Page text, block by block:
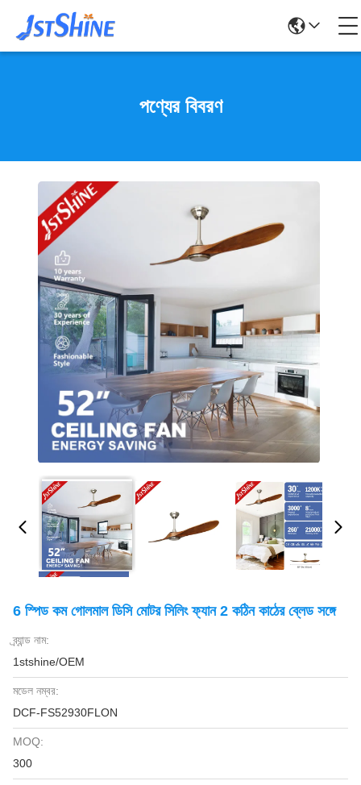
পণ্যের বিবরণ
6 স্পিড কম গোলমাল ডিসি মোটর সিলিং ফ্যান 2 কঠিন কাঠের ব্লেড সঙ্গে
ব্র্যান্ড নাম:
1stshine/OEM
মডেল নম্বর:
DCF-FS52930FLON
MOQ:
300